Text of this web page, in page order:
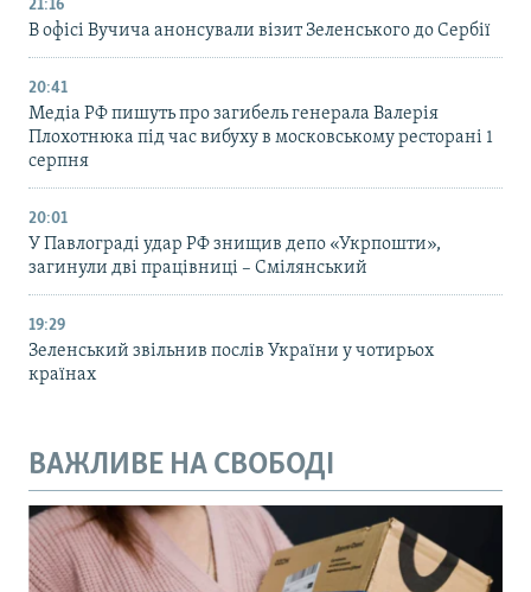
21:16
В офісі Вучича анонсували візит Зеленського до Сербії
20:41
Медіа РФ пишуть про загибель генерала Валерія
Плохотнюка під час вибуху в московському ресторані 1
серпня
20:01
У Павлограді удар РФ знищив депо «Укрпошти»,
загинули дві працівниці – Смілянський
19:29
Зеленський звільнив послів України у чотирьох
країнах
ВАЖЛИВЕ НА СВОБОДІ